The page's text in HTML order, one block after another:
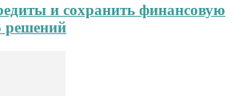
и сохранить финансовую
решений